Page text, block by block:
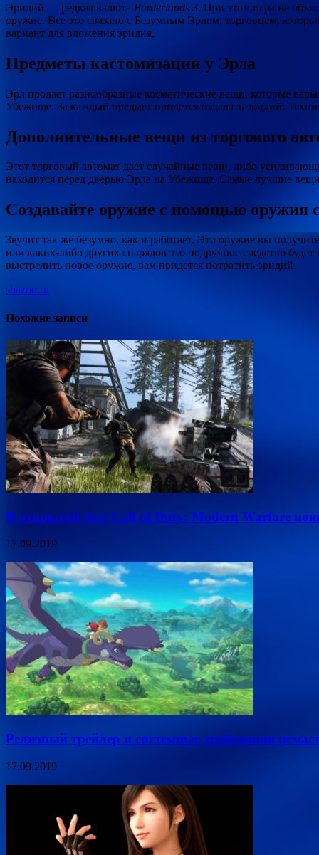
Эридий — редкая валюта Borderlands 3. При этом игра не
оружие. Все это связано с Безумным Эрлом, торговцем,
вариант для вложения эридия.
Предметы кастомизации у Эрла
Эрл продает разнообразные косметические вещи, которые
Убежище. За каждый предмет придется отдавать эридий.
Дополнительные вещи из торгового
Этот торговый автомат дает случайные вещи, либо
находится перед дверью Эрла на Убежище. Самые лучшие
Создавайте оружие с помощью оружия
Звучит так же безумно, как и работает. Это оружие вы
или каких-либо других снарядов это подручное средство
выстрелить новое оружие, вам придется потратить эридий.
shazoo.ru
Похожие записи
В открытой бете Call of Duty: Modern Warfare
17.09.2019
Релизный трейлер и системные требования
17.09.2019